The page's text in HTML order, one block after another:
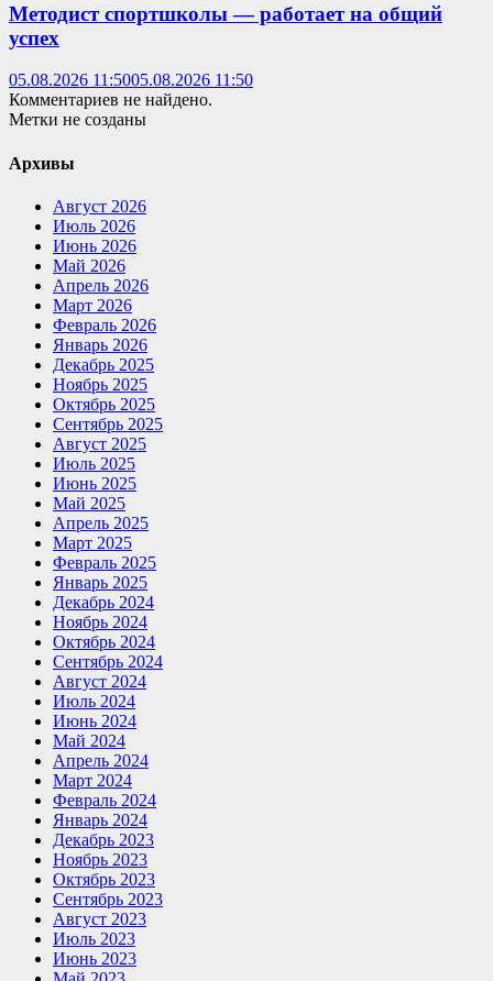
Методист спортшколы — работает на общий
успех
05.08.2026 11:5005.08.2026 11:50
Комментариев не найдено.
Метки не созданы
Архивы
Август 2026
Июль 2026
Июнь 2026
Май 2026
Апрель 2026
Март 2026
Февраль 2026
Январь 2026
Декабрь 2025
Ноябрь 2025
Октябрь 2025
Сентябрь 2025
Август 2025
Июль 2025
Июнь 2025
Май 2025
Апрель 2025
Март 2025
Февраль 2025
Январь 2025
Декабрь 2024
Ноябрь 2024
Октябрь 2024
Сентябрь 2024
Август 2024
Июль 2024
Июнь 2024
Май 2024
Апрель 2024
Март 2024
Февраль 2024
Январь 2024
Декабрь 2023
Ноябрь 2023
Октябрь 2023
Сентябрь 2023
Август 2023
Июль 2023
Июнь 2023